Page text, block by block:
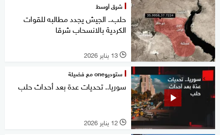
شرق أوسط
حلب.. الجيش يجدد مطالبه للقوات
الكردية بالانسحاب شرقا
l 13 يناير 2026
ستوديوone مع فضيلة
سوريا.. تحديات عدة بعد أحداث حلب
l 12 يناير 2026